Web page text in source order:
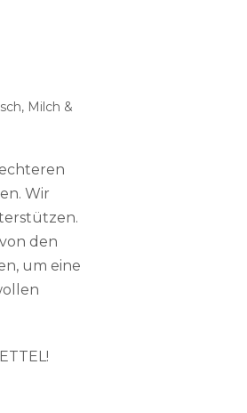
Milch &
Wir
den
um eine